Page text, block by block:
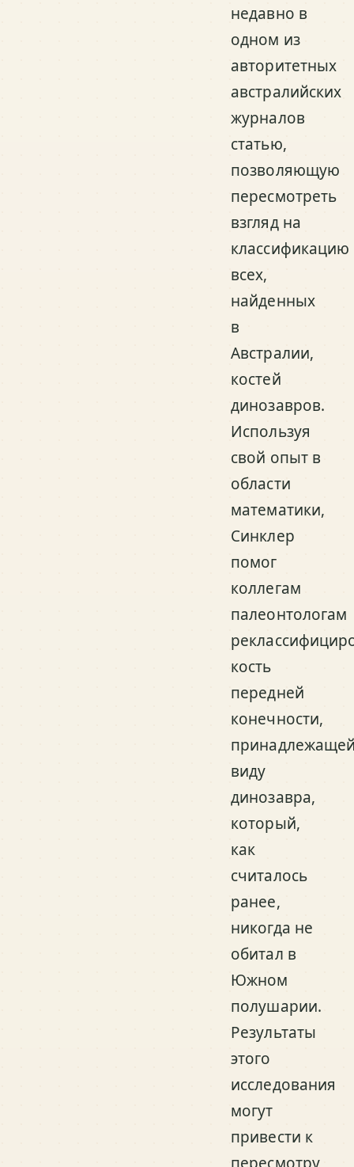
недавно в
одном из
авторитетных
австралийских
журналов
статью,
позволяющую
пересмотреть
взгляд на
классификацию
всех,
найденных
в
Австралии,
костей
динозавров.
Используя
свой опыт в
области
математики,
Синклер
помог
коллегам
палеонтологам
кость
передней
конечности,
виду
динозавра,
который,
как
считалось
ранее,
никогда не
обитал в
Южном
полушарии.
Результаты
этого
исследования
могут
привести к